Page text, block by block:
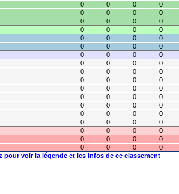
0 0 0
0
0 0 0
0
0 0 0
0
0 0 0
0
0 0 0
0
0 0 0
0
0 0 0
0
0 0 0
0
0 0 0
0
0 0 0
0
0 0 0
0
0 0 0
0
0 0 0
0
0 0 0
0
0 0 0
0
0 0 0
0
0 0 0
0
0 0 0
0
pour voir la légende et les infos de ce classement